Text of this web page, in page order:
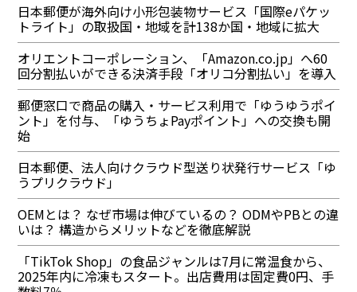
日本郵便が海外向け小形包装物サービス「国際eパケッ
トライト」の取扱国・地域を計138か国・地域に拡大
オリエントコーポレーション、「Amazon.co.jp」へ60
回分割払いができる決済手段「オリコ分割払い」を導入
郵便窓口で商品の購入・サービス利用で「ゆうゆうポイ
ント」を付与、「ゆうちょPayポイント」への交換も開
始
日本郵便、法人向けクラウド型送り状発行サービス「ゆ
うプリクラウド」
OEMとは？ なぜ市場は伸びているの？ ODMやPBとの違
いは？ 構造からメリットなどを徹底解説
「TikTok Shop」の食品ジャンルは7月に常温食から、
2025年内に冷凍もスタート。出店費用は固定費0円、手